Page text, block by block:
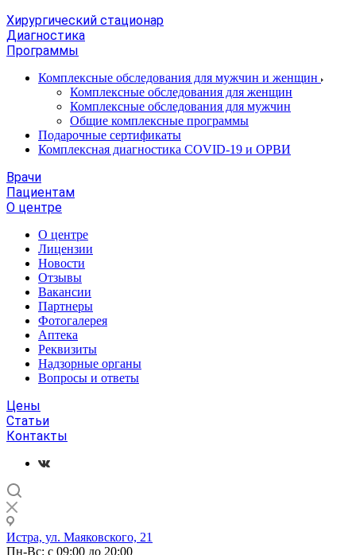
Хирургический стационар
Диагностика
Программы
Комплексные обследования для мужчин и женщин
Комплексные обследования для женщин
Комплексные обследования для мужчин
Общие комплексные программы
Подарочные сертификаты
Комплексная диагностика COVID-19 и ОРВИ
Врачи
Пациентам
О центре
О центре
Лицензии
Новости
Отзывы
Вакансии
Партнеры
Фотогалерея
Аптека
Реквизиты
Надзорные органы
Вопросы и ответы
Цены
Статьи
Контакты
Истра, ул. Маяковского, 21
Пн-Вс: с 09:00 до 20:00